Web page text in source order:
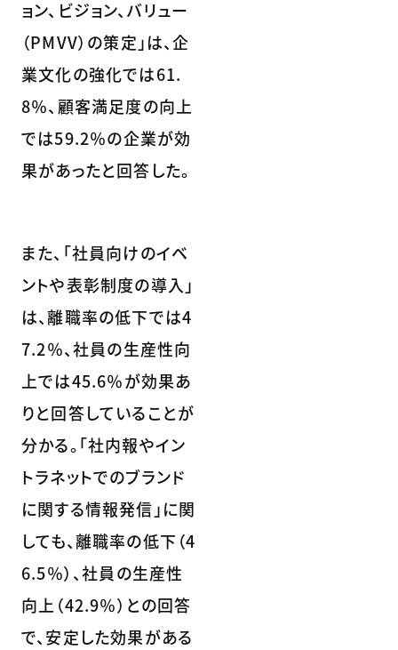
ョン、ビジョン、バリュー
（PMVV）の策定」は、企
業文化の強化では61.
8％、顧客満足度の向上
では59.2％の企業が効
果があったと回答した。
また、「社員向けのイベ
ントや表彰制度の導入」
は、離職率の低下では4
7.2％、社員の生産性向
上では45.6％が効果あ
りと回答していることが
分かる。「社内報やイン
トラネットでのブランド
に関する情報発信」に関
しても、離職率の低下（4
6.5％）、社員の生産性
向上（42.9％）との回答
で、安定した効果がある